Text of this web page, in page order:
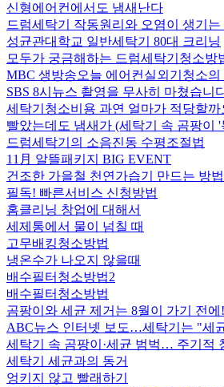
신형에어컨에서도 냄새난다
드럼세탁기 작동원리와 오염이 생기는
성균관대학교 일반세탁기 80대 크리닝
모두가 궁금해하는 드럼세탁기청소방
MBC 생방송오늘 에어컨실외기청소의
SBS 8시뉴스 촬영을 무사히 마쳤습니
세탁기청소비용 과연 얼마가 적당할까
빨았는데도 냄새가 (세탁기 속 곰팡이
드럼세탁기의 소음진동 수평조절법
11月 알뜰패키지 BIG EVENT
건조한 가을철 천연가습기 만드는 방법
필독! 빠른서비스 신청방법
홈클리닝 창업에 대해서
세제통에서 물이 넘칠 때
고무배킹청소방법
냉온수가 나오지 않을때
배수필터청소방법2
배수필터청소방법
곰팡이와 세균 제거는 8월이 가기 전에!
ABC뉴스 인터넷 보도…세탁기는 "세
세탁기 속 곰팡이·세균 범벅… 주기적
세탁기 세균과의 동거
엉키지 않고 빨래하기